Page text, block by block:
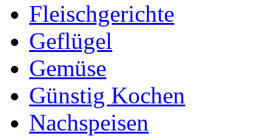
Fleischgerichte
Geflügel
Gemüse
Günstig Kochen
Nachspeisen